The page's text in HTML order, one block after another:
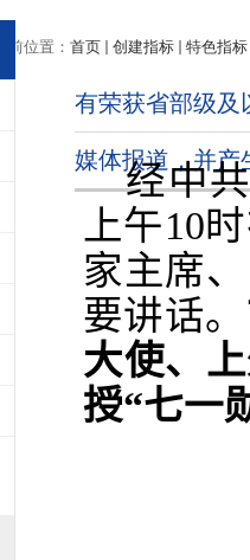
当前位置： 首页 创建指标 特色指标
有荣获省部级及
媒体报道，并产
经中
上午10
家主席
要讲话。
大使、
授“七一